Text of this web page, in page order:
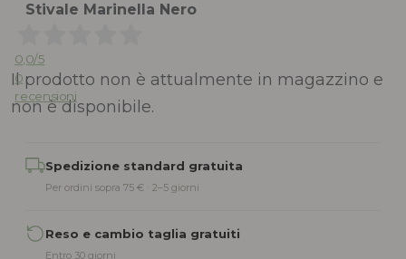
Stivale Marinella Nero
0,0/5
0
recensioni
Il prodotto non è attualmente in magazzino e
non è disponibile.
Spedizione standard gratuita
Per ordini sopra 75 € · 2–5 giorni
Reso e cambio taglia gratuiti
Entro 30 giorni